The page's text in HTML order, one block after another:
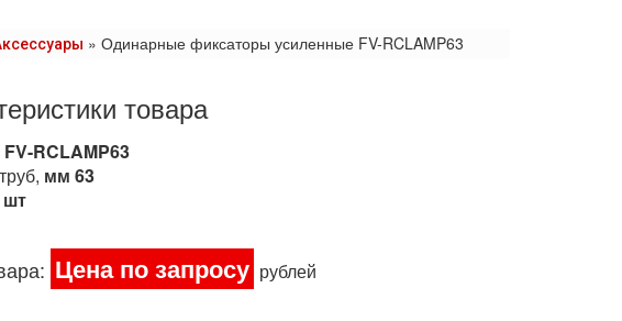
» Одинарные фиксаторы усиленные FV-RCLAMP63
товара
FV-RCLAMP63
мм 63
шт
Цена по запросу рублей